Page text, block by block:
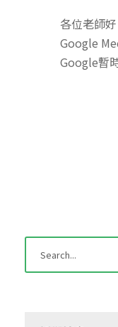
各位老師
Google
Google暫